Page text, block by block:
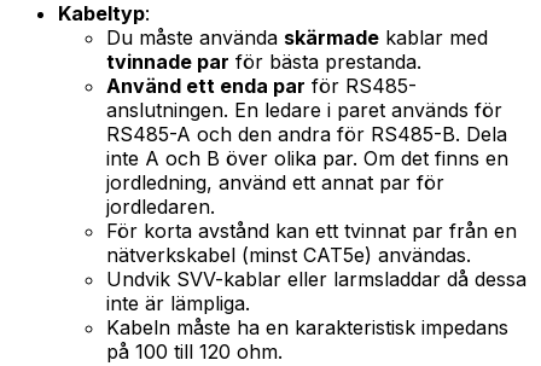
Kabeltyp:
Du måste använda skärmade kablar med
tvinnade par för bästa prestanda.
Använd ett enda par för RS485-
anslutningen. En ledare i paret används för
RS485-A och den andra för RS485-B. Dela
inte A och B över olika par. Om det finns en
jordledning, använd ett annat par för
jordledaren.
För korta avstånd kan ett tvinnat par från en
nätverkskabel (minst CAT5e) användas.
Undvik SVV-kablar eller larmsladdar då dessa
inte är lämpliga.
Kabeln måste ha en karakteristisk impedans
på 100 till 120 ohm.